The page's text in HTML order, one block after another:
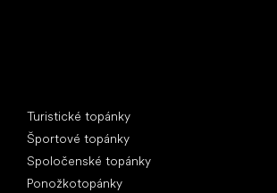
Turistické topánky
Športové topánky
Spoločenské topánky
Ponožkotopánky